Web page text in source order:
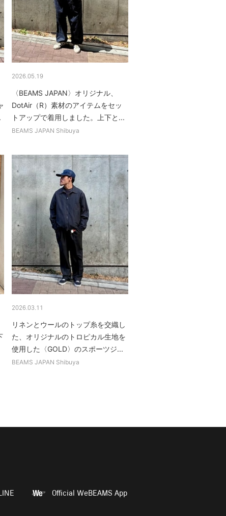
2026.05.19
〈BEAMS JAPAN〉オリジナル、
DotAir（R）素材のアイテムをセッ
トアップで着用しました。上下と...
BEAMS JAPAN Shibuya
2026.03.11
リネンとウールのトップ糸を交織し
た、オリジナルのトロピカル生地を
使用した〈GOLD〉のスポーツジ...
BEAMS JAPAN Shibuya
Official WeBEAMS App